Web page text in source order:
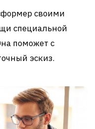
своими
специальной
поможет с
эскиз.